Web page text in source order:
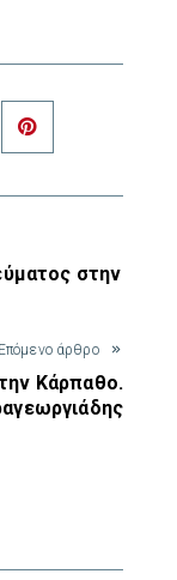
LinkedIn
στην
άρθρο
Κάρπαθο.